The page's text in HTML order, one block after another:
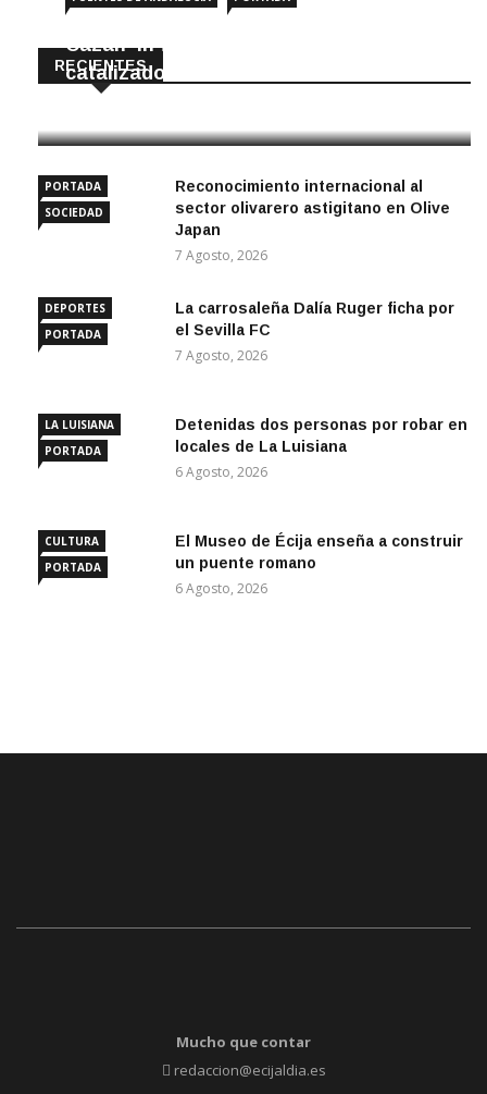
RECIENTES
Cazan ‘in fraganti’ a ladrones de
catalizadores
PORTADA
SOCIEDAD
Reconocimiento internacional al
sector olivarero astigitano en Olive
Japan
7 Agosto, 2026
DEPORTES
PORTADA
La carrosaleña Dalía Ruger ficha por
el Sevilla FC
7 Agosto, 2026
LA LUISIANA
PORTADA
Detenidas dos personas por robar en
locales de La Luisiana
6 Agosto, 2026
CULTURA
PORTADA
El Museo de Écija enseña a construir
un puente romano
6 Agosto, 2026
Mucho que contar
redaccion@ecijaldia.es